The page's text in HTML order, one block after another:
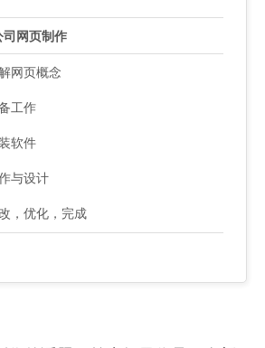
网页制作
网页概念
工作
软件
与设计
，优化，完成